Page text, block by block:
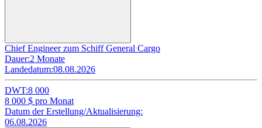
Chief Engineer zum Schiff General Cargo
Dauer:2 Monate
Landedatum:08.08.2026
DWT:8 000
8 000 $ pro Monat
Datum der Erstellung/Aktualisierung:
06.08.2026